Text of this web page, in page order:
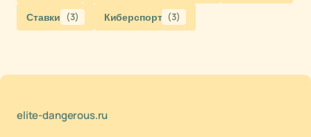
Ставки (3) Киберспорт (3)
elite-dangerous.ru